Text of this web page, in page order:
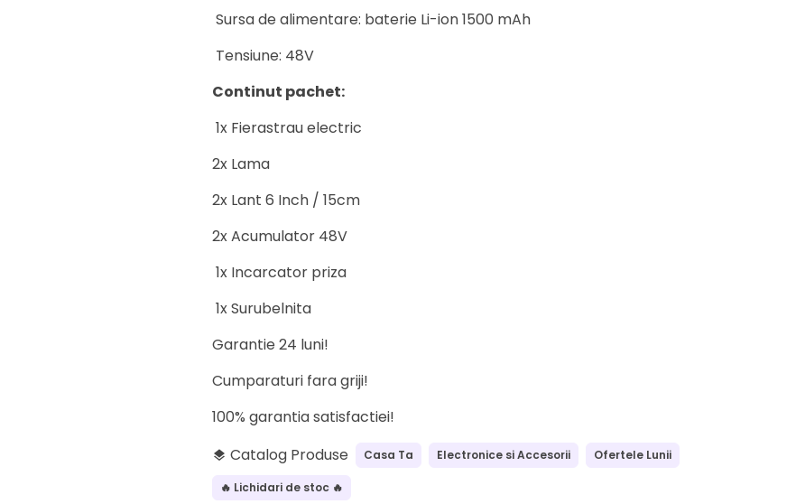
Sursa de alimentare: baterie Li-ion 1500 mAh
Tensiune: 48V
Continut pachet:
1x Fierastrau electric
2x Lama
2x Lant 6 Inch / 15cm
2x Acumulator 48V
1x Incarcator priza
1x Surubelnita
Garantie 24 luni!
Cumparaturi fara griji!
100% garantia satisfactiei!
layers Catalog Produse Casa Ta Electronice si Accesorii Ofertele Lunii
🔥 Lichidari de stoc 🔥